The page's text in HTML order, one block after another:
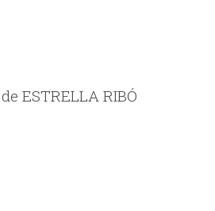
ESTRELLA RIBÓ